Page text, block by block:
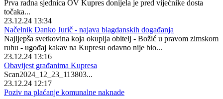
Prva radna sjednica OV Kupres donijela je pred vijećnike dosta
točaka...
23.12.24 13:34
Načelnik Danko Jurič - najava blagdanskih događanja
Najljepša svetkovina koja okuplja obitelj - Božić u pravom zimskom
ruhu - ugođaj kakav na Kupresu odavno nije bio...
23.12.24 13:16
Obavijest građanima Kupresa
Scan2024_12_23_113803...
23.12.24 12:17
Poziv na plaćanje komunalne naknade